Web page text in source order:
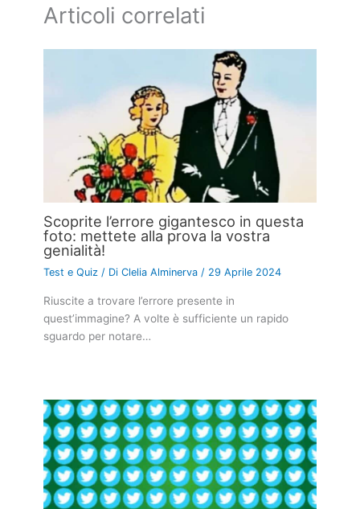
Articoli correlati
Scoprite l’errore gigantesco in questa
foto: mettete alla prova la vostra
genialità!
Test e Quiz / DiClelia Alminerva / 29 Aprile 2024
Riuscite a trovare l’errore presente in
quest’immagine? A volte è sufficiente un rapido
sguardo per notare…